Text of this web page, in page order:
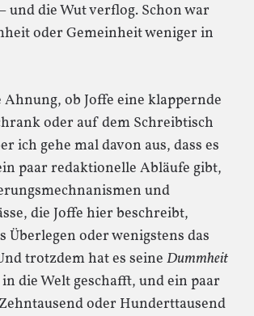
die Wut verflog. Schon war
oder Gemeinheit weniger in
Ahnung, ob Joffe eine klappernde
oder auf dem Schreibtisch
ich gehe mal davon aus, dass es
paar redaktionelle Abläufe gibt,
und
die Joffe hier beschreibt,
Überlegen oder wenigstens das
trotzdem hat es seine Dummheit
in die Welt geschafft, und ein paar
oder Hunderttausend